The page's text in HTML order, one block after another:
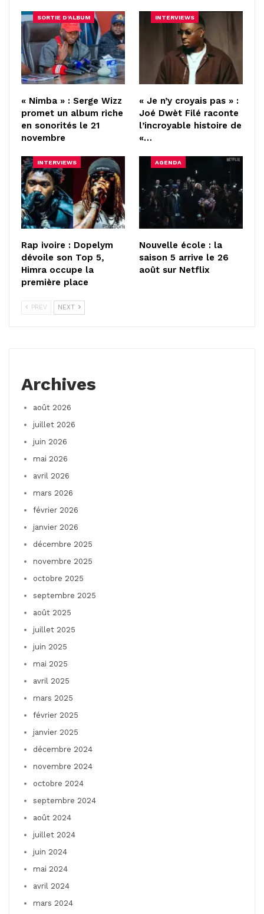
SORTIE D'ALBUM
« Nimba » : Serge Wizz
promet un album riche
en sonorités le 21
novembre
INTERVIEWS
« Je n’y croyais pas » :
Joé Dwèt Filé raconte
l’incroyable histoire de
«…
INTERVIEWS
Rap ivoire : Dopelym
dévoile son Top 5,
Himra occupe la
première place
AGENDA
Nouvelle école : la
saison 5 arrive le 26
août sur Netflix
PREV NEXT
Archives
août 2026
juillet 2026
juin 2026
mai 2026
avril 2026
mars 2026
février 2026
janvier 2026
décembre 2025
novembre 2025
octobre 2025
septembre 2025
août 2025
juillet 2025
juin 2025
mai 2025
avril 2025
mars 2025
février 2025
janvier 2025
décembre 2024
novembre 2024
octobre 2024
septembre 2024
août 2024
juillet 2024
juin 2024
mai 2024
avril 2024
mars 2024